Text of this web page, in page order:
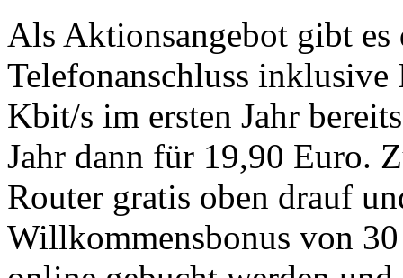
Als Aktionsangebot gibt
Telefonanschluss
Kbit/s im ersten Jahr
Jahr dann für 19,90 Euro.
Router gratis oben drauf
Willkommensbonus von